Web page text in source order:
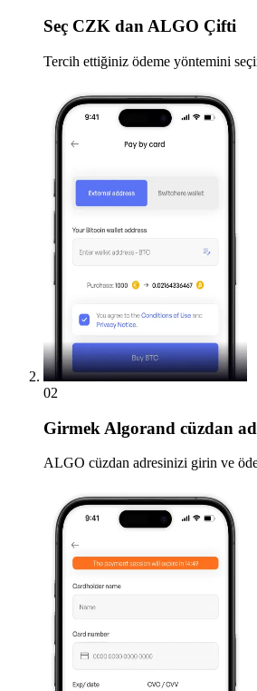
Seç CZK dan ALGO Çifti
Tercih ettiğiniz ödeme yöntemini
02
Girmek Algorand cüzdan
ALGO cüzdan adresinizi girin ve